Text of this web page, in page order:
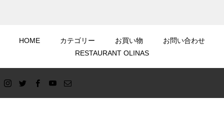
HOME カテゴリー お買い物
お問い合わせ
RESTAURANT OLINAS